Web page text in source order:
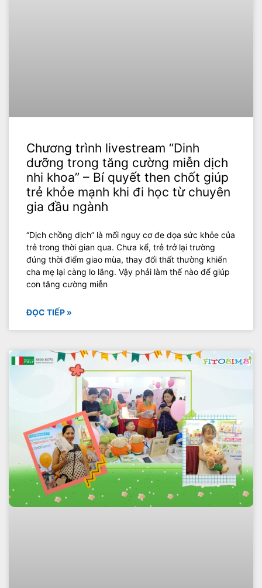
Chương trình livestream “Dinh
dưỡng trong tăng cường miễn dịch
nhi khoa” – Bí quyết then chốt giúp
trẻ khỏe mạnh khi đi học từ chuyên
gia đầu ngành
“Dịch chồng dịch” là mối nguy cơ đe dọa sức khỏe của
trẻ trong thời gian qua. Chưa kể, trẻ trở lại trường
đúng thời điểm giao mùa, thay đổi thất thường khiến
cha mẹ lại càng lo lắng. Vậy phải làm thế nào để giúp
con tăng cường miễn
ĐỌC TIẾP »